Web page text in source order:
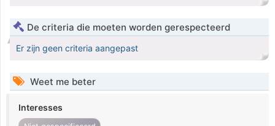
De criteria die moeten worden gerespecteerd
Er zijn geen criteria aangepast
Weet me beter
Interesses